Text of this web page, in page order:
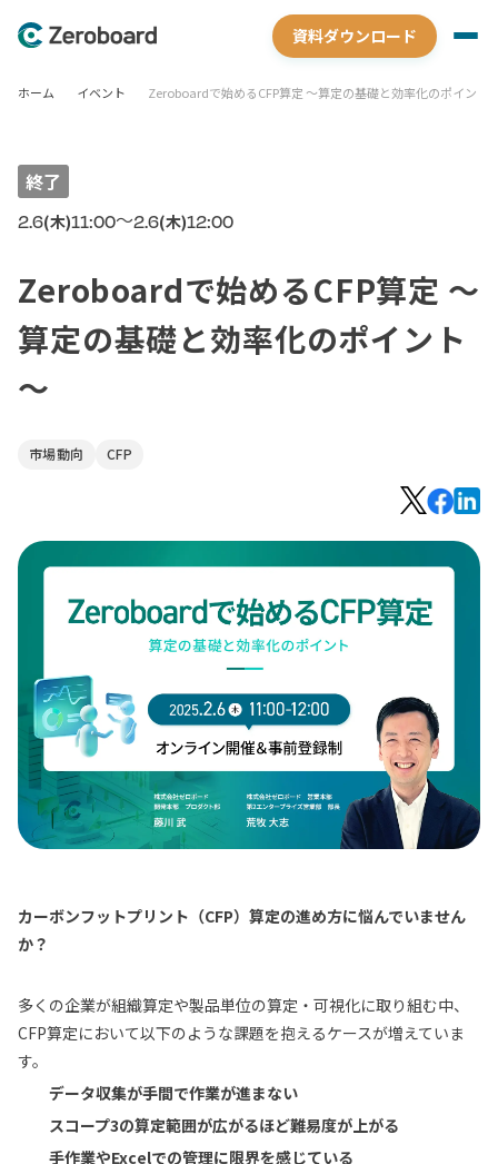
資料ダウンロード
ホーム イベント Zeroboardで始めるCFP算定 ～算定の基礎と効率化のポイント
終了
2.6(木)11:00〜2.6(木)12:00
Zeroboardで始めるCFP算定 ～
算定の基礎と効率化のポイント
～
市場動向 CFP
カーボンフットプリント（CFP）算定の進め方に悩んでいません
か？
多くの企業が組織算定や製品単位の算定・可視化に取り組む中、
CFP算定において以下のような課題を抱えるケースが増えていま
す。
データ収集が手間で作業が進まない
スコープ3の算定範囲が広がるほど難易度が上がる
手作業やExcelでの管理に限界を感じている